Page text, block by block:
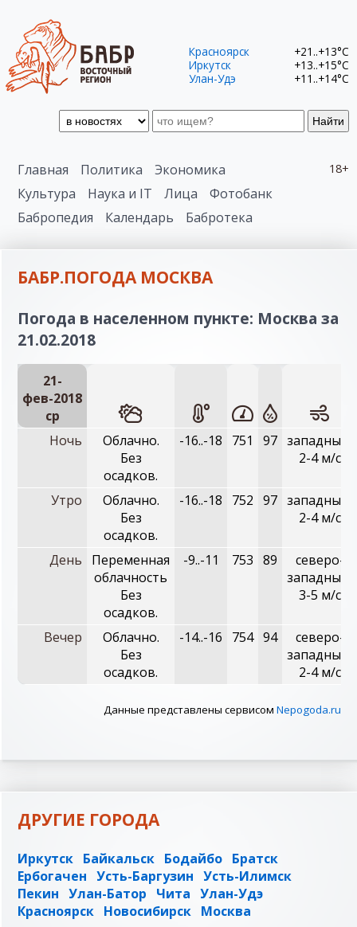
Найти
Красноярск
+21..+13°C
Иркутск
+13..+15°C
Улан-Удэ
+11..+14°C
18+
Главная Политика
Экономика
Культура
Наука и IT Лица
Фотобанк
Бабропедия
Календарь Бабротека
БАБР.ПОГОДА МОСКВА
Погода в населенном пункте: Москва за
21.02.2018
21-
фев-2018
ср
Ночь
Облачно.
Без
осадков.
-16..-18 751 97 западный,
2-4 м/с
Утро
Облачно.
Без
осадков.
-16..-18 752 97 западный,
2-4 м/с
День
Переменная
облачность
Без
осадков.
-9..-11 753 89
северо-
западный,
3-5 м/с
Вечер
Облачно.
Без
осадков.
-14..-16 754 94
северо-
западный,
2-4 м/с
Данные представлены сервисом Nepogoda.ru
ДРУГИЕ ГОРОДА
Иркутск Байкальск Бодайбо Братск
Ербогачен Усть-Баргузин Усть-Илимск
Пекин Улан-Батор Чита Улан-Удэ
Красноярск Новосибирск Москва